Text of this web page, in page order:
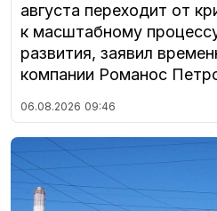
августа переходит от
к масштабному
развития, заявил
компании Романос
06.08.2026 09:46